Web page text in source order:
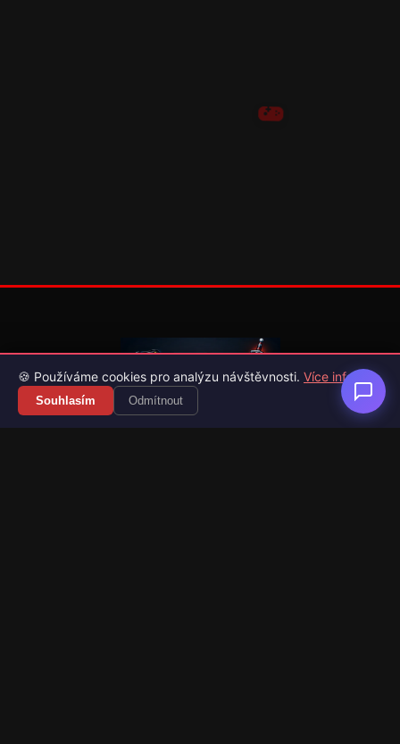
Váš průvodce světem videoher. Novinky, recenze a česko-
slovenské překlady her.
🍪 Používáme cookies pro analýzu návštěvnosti. Více info
Souhlasím Odmítnout